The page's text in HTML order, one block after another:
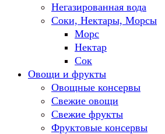
Негазированная вода
Соки, Нектары, Морсы
Морс
Нектар
Сок
Овощи и фрукты
Овощные консервы
Свежие овощи
Свежие фрукты
Фруктовые консервы